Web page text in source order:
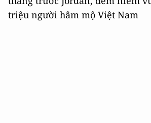
triệu người hâm mộ Việt Nam